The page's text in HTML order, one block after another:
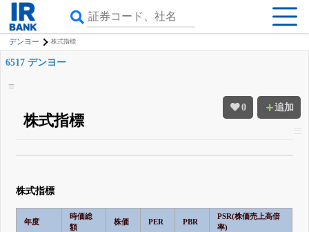
デンヨー 株式指標
0 追加
6517 デンヨー
株式指標
登録すると永久30%OFFと米株版の先行利用も付きます
株式指標
年度
時価総
額
株価 PER PBR
PSR(株価売上高倍
率)